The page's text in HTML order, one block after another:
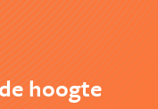
hoogte